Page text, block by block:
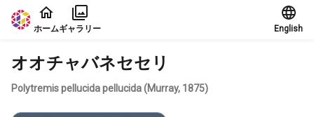
本文に飛ぶ
ホームギャラリー English
オオチャバネセセリ
Polytremis pellucida pellucida (Murray, 1875)